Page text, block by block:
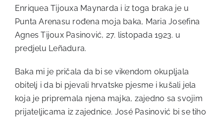
Enriquea Tijouxa Maynarda i iz toga braka je u
Punta Arenasu rođena moja baka, Maria Josefina
Agnes Tijoux Pasinović, 27. listopada 1923. u
predjelu Leñadura.
Baka mi je pričala da bi se vikendom okupljala
obitelj i da bi pjevali hrvatske pjesme i kušali jela
koja je pripremala njena majka, zajedno sa svojim
prijateljicama iz zajednice. José Pasinović bi se tiho